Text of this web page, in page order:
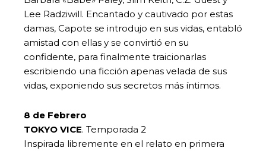
Lee Radziwill. Encantado y cautivado por estas
damas, Capote se introdujo en sus vidas, entabló
amistad con ellas y se convirtió en su
confidente, para finalmente traicionarlas
escribiendo una ficción apenas velada de sus
vidas, exponiendo sus secretos más íntimos.
8 de Febrero
TOKYO VICE. Temporada 2
Inspirada libremente en el relato en primera